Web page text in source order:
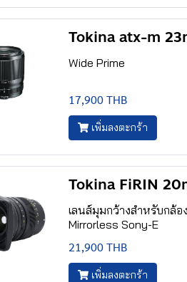
Wide Prime
17,900 THB
เพิ่มลงตะกร้า
เลนส์มุมกว้างสำหรับกล้อง
Mirrorless Sony-E
21,900 THB
เพิ่มลงตะกร้า